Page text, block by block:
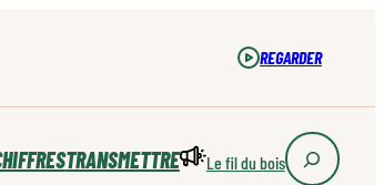
REGARDER
TRANSMETTRE Le fil du bois